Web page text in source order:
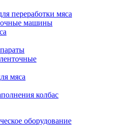
переработки мяса
машины
мяса
колбас
оборудование